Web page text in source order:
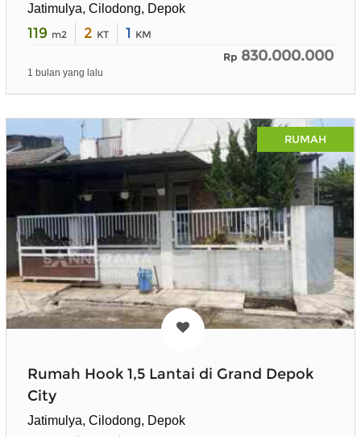
Jatimulya, Cilodong, Depok
119 m2 2 KT 1 KM
Rp 830.000.000
1 bulan yang lalu
RUMAH
Rumah Hook 1,5 Lantai di Grand Depok
City
Jatimulya, Cilodong, Depok